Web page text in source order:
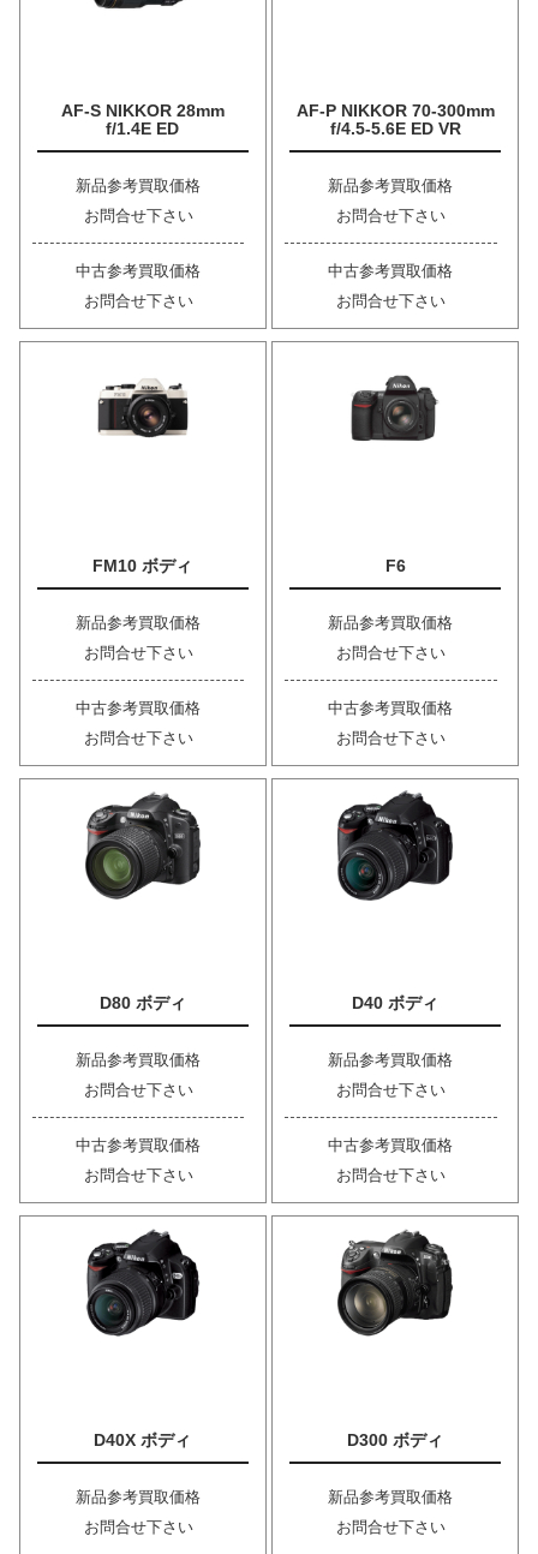
AF-S NIKKOR 28mm
f/1.4E ED
新品参考買取価格
お問合せ下さい
中古参考買取価格
お問合せ下さい
AF-P NIKKOR 70-300mm
f/4.5-5.6E ED VR
新品参考買取価格
お問合せ下さい
中古参考買取価格
お問合せ下さい
FM10 ボディ
新品参考買取価格
お問合せ下さい
中古参考買取価格
お問合せ下さい
F6
新品参考買取価格
お問合せ下さい
中古参考買取価格
お問合せ下さい
D80 ボディ
新品参考買取価格
お問合せ下さい
中古参考買取価格
お問合せ下さい
D40 ボディ
新品参考買取価格
お問合せ下さい
中古参考買取価格
お問合せ下さい
D40X ボディ
新品参考買取価格
お問合せ下さい
D300 ボディ
新品参考買取価格
お問合せ下さい